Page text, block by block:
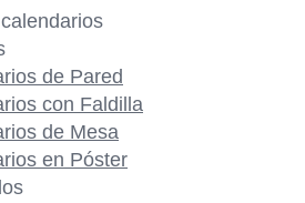
de Pared
con Faldilla
de Mesa
en Póster